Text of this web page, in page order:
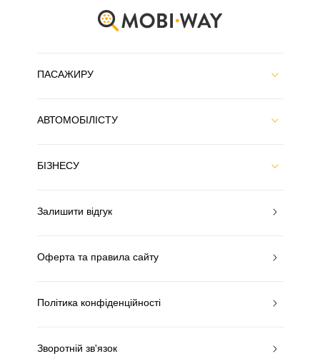
ПАСАЖИРУ
АВТОМОБІЛІСТУ
БІЗНЕСУ
Залишити відгук
Оферта та правила сайту
Політика конфіденційності
Зворотній зв'язок